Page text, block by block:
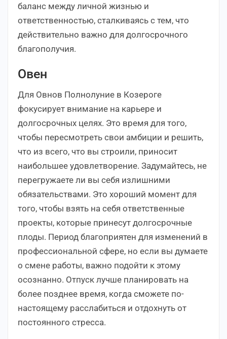
баланс между личной жизнью и
ответственностью, сталкиваясь с тем, что
действительно важно для долгосрочного
благополучия.
Овен
Для Овнов Полнолуние в Козероге
фокусирует внимание на карьере и
долгосрочных целях. Это время для того,
чтобы пересмотреть свои амбиции и решить,
что из всего, что вы строили, приносит
наибольшее удовлетворение. Задумайтесь, не
перегружаете ли вы себя излишними
обязательствами. Это хороший момент для
того, чтобы взять на себя ответственные
проекты, которые принесут долгосрочные
плоды. Период благоприятен для изменений в
профессиональной сфере, но если вы думаете
о смене работы, важно подойти к этому
осознанно. Отпуск лучше планировать на
более позднее время, когда сможете по-
настоящему расслабиться и отдохнуть от
постоянного стресса.